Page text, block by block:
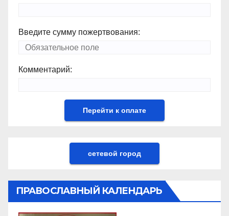
Введите сумму пожертвования:
Комментарий:
сетевой город
ПРАВОСЛАВНЫЙ КАЛЕНДАРЬ